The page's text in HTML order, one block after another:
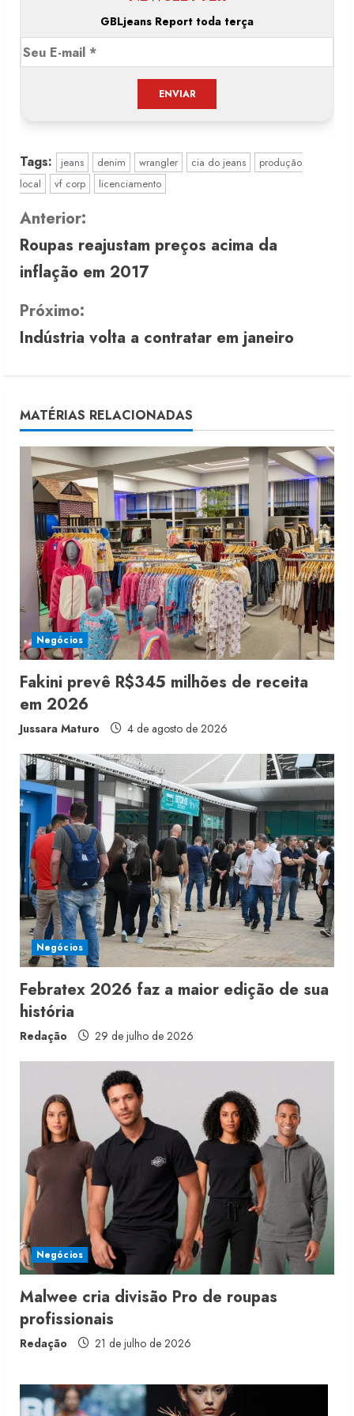
GBLjeans Report toda terça
Tags: jeans denim wrangler cia do jeans
produção
local
vf corp licenciamento
C
o
n
t
i
u
e
R
i
n
g
Anterior:
Roupas reajustam preços acima da
inflação em 2017
Próximo:
Indústria volta a contratar em janeiro
MATÉRIAS RELACIONADAS
Negócios
Fakini prevê R$345 milhões de receita
em 2026
Jussara Maturo 4 de agosto de 2026
Negócios
Febratex 2026 faz a maior edição de sua
história
Redação 29 de julho de 2026
Negócios
Malwee cria divisão Pro de roupas
profissionais
Redação 21 de julho de 2026
Moda vende US$63,7 bilhões em
produtos licenciados
6 de agosto de 2026
3
Renata Caixeta assume Movimento
Sou de Algodão
5 de agosto de 2026
receita em 2026